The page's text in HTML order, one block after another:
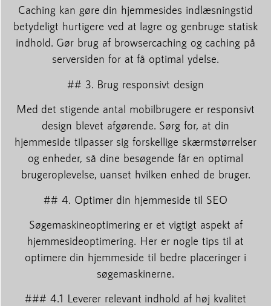
Caching kan gøre din hjemmesides indlæsningstid
betydeligt hurtigere ved at lagre og genbruge statisk
indhold. Gør brug af browsercaching og caching på
serversiden for at få optimal ydelse.
## 3. Brug responsivt design
Med det stigende antal mobilbrugere er responsivt
design blevet afgørende. Sørg for, at din
hjemmeside tilpasser sig forskellige skærmstørrelser
og enheder, så dine besøgende får en optimal
brugeroplevelse, uanset hvilken enhed de bruger.
## 4. Optimer din hjemmeside til SEO
Søgemaskineoptimering er et vigtigt aspekt af
hjemmesideoptimering. Her er nogle tips til at
optimere din hjemmeside til bedre placeringer i
søgemaskinerne.
### 4.1 Leverer relevant indhold af høj kvalitet